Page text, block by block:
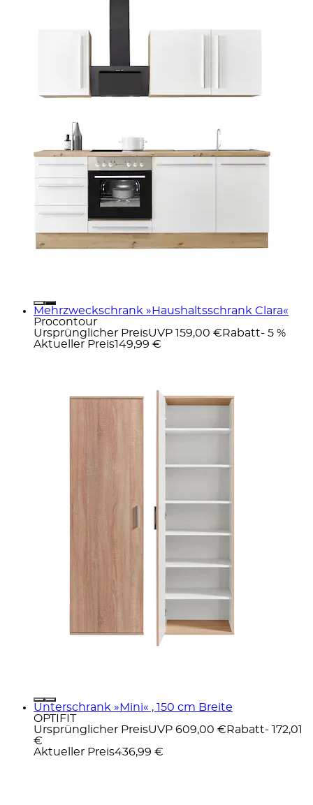
Mehrzweckschrank »Haushaltsschrank Clara«
Procontour
Ursprünglicher PreisUVP 159,00 € Rabatt- 5 %
Aktueller Preis149,99 €
Unterschrank »Mini« , 150 cm Breite
OPTIFIT
Ursprünglicher PreisUVP 609,00 € Rabatt- 172,01
€
Aktueller Preis436,99 €